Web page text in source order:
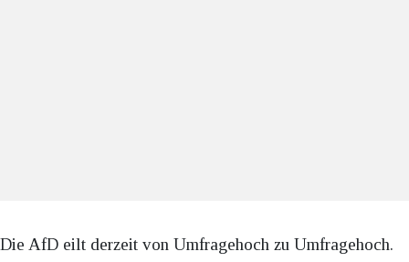
Die AfD eilt derzeit von Umfragehoch zu Umfragehoch.